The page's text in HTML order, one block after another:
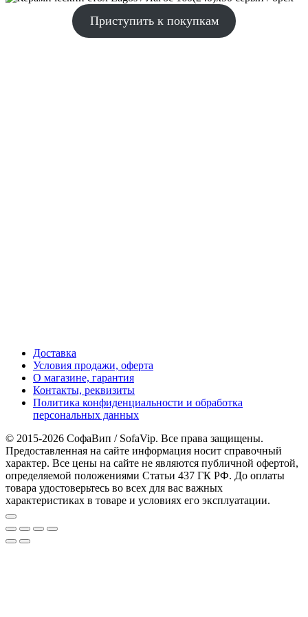
Приступить к покупкам
Доставка
Условия продажи, оферта
О магазине, гарантия
Контакты, реквизиты
Политика конфиденциальности и обработка
персональных данных
© 2015-2026 СофаВип / SofaVip. Все права защищены.
Предоставленная на сайте информация носит справочный
характер. Все цены на сайте не являются публичной офертой,
определяемой положениями Статьи 437 ГК РФ. До оплаты
товара удостоверьтесь во всех для вас важных
характеристиках в товаре и условиях его эксплуатации.